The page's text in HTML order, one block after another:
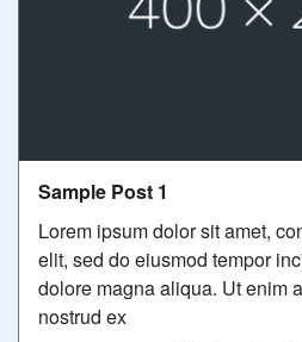
Sample Post 1
Lorem ipsum dolor sit amet,
elit, sed do eiusmod tempor
dolore magna aliqua. Ut enim
nostrud ex